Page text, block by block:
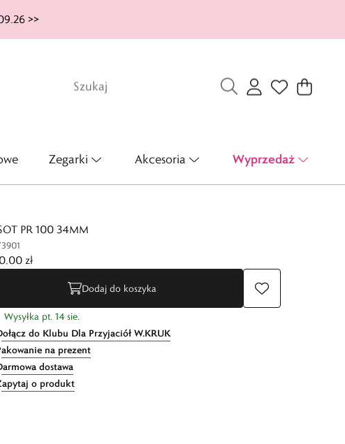
>>
Zegarki Akcesoria Wyprzedaż
PR 100 34MM
zł
Dodaj do koszyka
Wysyłka pt. 14 sie.
do Klubu Dla Przyjaciół W.KRUK
na prezent
dostawa
o produkt